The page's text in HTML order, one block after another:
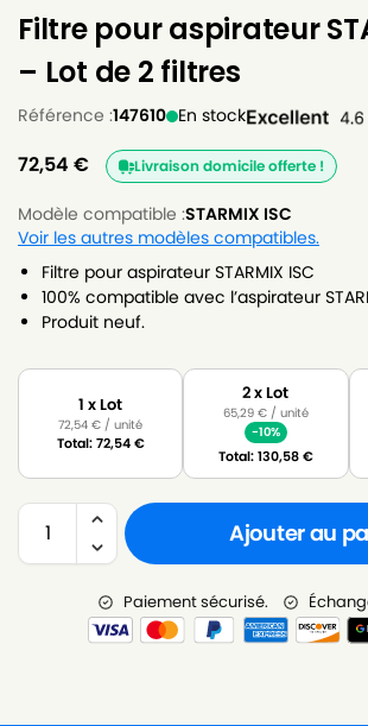
Filtre pour aspirateur
– Lot de 2 filtres
Référence :147610 En stock
72,54 € Livraison domicile offerte !
Modèle compatible :STARMIX ISC
Voir les autres modèles compatibles.
Filtre pour aspirateur STARMIX ISC
100% compatible avec l’aspirateur
Produit neuf.
1 x Lot
72,54€ / unité
Total:72,54€
2 x Lot
65,29 €/ unité
-10%
Total:130,58€
Ajouter au
Paiement sécurisé.